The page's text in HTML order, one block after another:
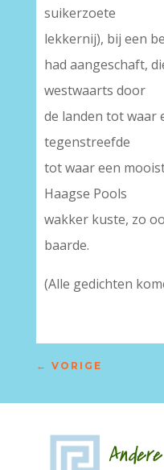
suikerzoete
lekkernij), bij een
had aangeschaft,
westwaarts door
de landen tot waar
tegenstreefde
tot waar een
Haagse Pools
wakker kuste, zo
baarde.
(Alle gedichten
← VORIGE
Andere